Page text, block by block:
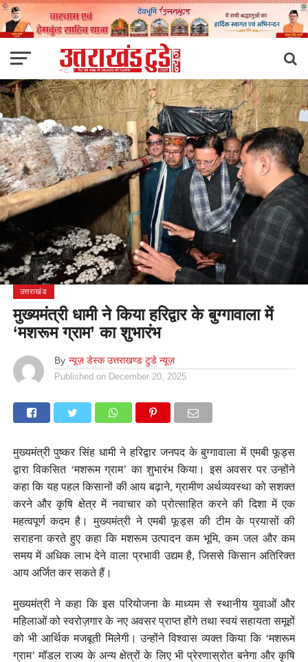
उत्तराखंड
मुख्यमंत्री धामी ने किया हरिद्वार के बुग्गावाला में
‘मशरूम ग्राम’ का शुभारंभ
By न्यूज़ डेस्क उत्तराखण्ड टुडे न्यूज़
Published on December 20, 2025
मुख्यमंत्री पुष्कर सिंह धामी ने हरिद्वार जनपद के बुग्गावाला में एमबी फूड्स
द्वारा विकसित ‘मशरूम ग्राम’ का शुभारंभ किया। इस अवसर पर उन्होंने
कहा कि यह पहल किसानों की आय बढ़ाने, ग्रामीण अर्थव्यवस्था को सशक्त
करने और कृषि क्षेत्र में नवाचार को प्रोत्साहित करने की दिशा में एक
महत्वपूर्ण कदम है। मुख्यमंत्री ने एमबी फूड्स की टीम के प्रयासों की
सराहना करते हुए कहा कि मशरूम उत्पादन कम भूमि, कम जल और कम
समय में अधिक लाभ देने वाला प्रभावी उद्यम है, जिससे किसान अतिरिक्त
आय अर्जित कर सकते हैं।
मुख्यमंत्री ने कहा कि इस परियोजना के माध्यम से स्थानीय युवाओं और
महिलाओं को स्वरोज़गार के नए अवसर प्राप्त होंगे तथा स्वयं सहायता समूहों
को भी आर्थिक मजबूती मिलेगी। उन्होंने विश्वास व्यक्त किया कि ‘मशरूम
ग्राम’ मॉडल राज्य के अन्य क्षेत्रों के लिए भी प्रेरणास्रोत बनेगा और कृषि